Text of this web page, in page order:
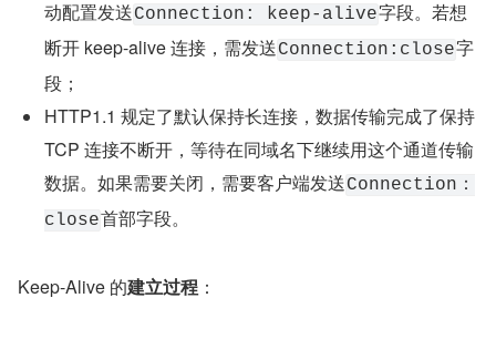
动配置发送Connection: keep-alive字段。若想
断开 keep-alive 连接，需发送Connection:close字
段；
HTTP1.1 规定了默认保持长连接，数据传输完成了保持
TCP 连接不断开，等待在同域名下继续用这个通道传输
数据。如果需要关闭，需要客户端发送Connection：
close首部字段。
Keep-Alive 的建立过程 ：